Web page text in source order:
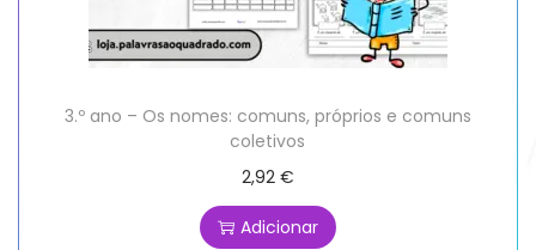
3.º ano – Os nomes: comuns, próprios e comuns
coletivos
2,92 €
Adicionar